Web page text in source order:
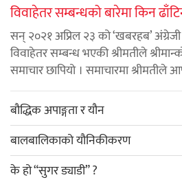
विवाहेतर सम्बन्धको बारेमा किन
सन् २०२१ अप्रिल २३ को ‘खबरहब’
विवाहेतर सम्बन्ध भएकी श्रीमतीले
समाचार छापियो । समाचारमा श्रीमतीले
बौद्धिक अपाङ्गता र यौन
बालबालिकाको यौनिकीकरण
के हो “सुगर ड्याडी” ?